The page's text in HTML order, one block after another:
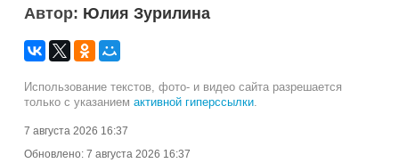
Автор: Юлия Зурилина
Использование текстов, фото- и видео сайта разрешается
только с указанием активной гиперссылки.
7 августа 2026 16:37
Обновлено: 7 августа 2026 16:37